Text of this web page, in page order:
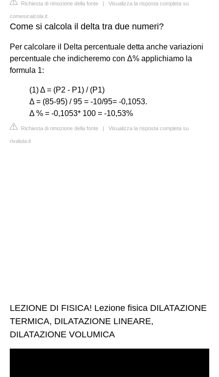
Richiesta di rimozione della fonte | Visualizza la risposta completa su
comesicalcola.it
Come si calcola il delta tra due numeri?
Per calcolare il Delta percentuale detta anche variazioni
percentuale che indicheremo con Δ% applichiamo la
formula 1:
(1) Δ = (P2 - P1) / (P1)
Δ = (85-95) / 95 = -10/95= -0,1053.
Δ % = -0,1053* 100 = -10,53%
Richiesta di rimozione della fonte | Visualizza la risposta completa su
rivaluta.it
LEZIONE DI FISICA! Lezione fisica DILATAZIONE
TERMICA, DILATAZIONE LINEARE,
DILATAZIONE VOLUMICA